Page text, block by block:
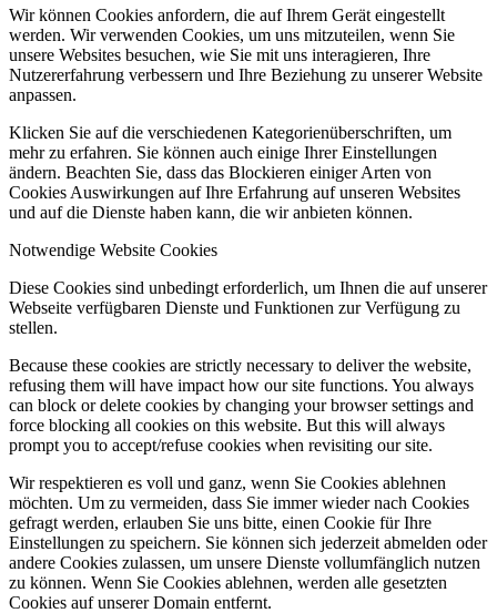
Wir können Cookies anfordern, die auf Ihrem Gerät eingestellt
werden. Wir verwenden Cookies, um uns mitzuteilen, wenn Sie
unsere Websites besuchen, wie Sie mit uns interagieren, Ihre
Nutzererfahrung verbessern und Ihre Beziehung zu unserer Website
anpassen.
Klicken Sie auf die verschiedenen Kategorienüberschriften, um
mehr zu erfahren. Sie können auch einige Ihrer Einstellungen
ändern. Beachten Sie, dass das Blockieren einiger Arten von
Cookies Auswirkungen auf Ihre Erfahrung auf unseren Websites
und auf die Dienste haben kann, die wir anbieten können.
Notwendige Website Cookies
Diese Cookies sind unbedingt erforderlich, um Ihnen die auf unserer
Webseite verfügbaren Dienste und Funktionen zur Verfügung zu
stellen.
Because these cookies are strictly necessary to deliver the website,
refusing them will have impact how our site functions. You always
can block or delete cookies by changing your browser settings and
force blocking all cookies on this website. But this will always
prompt you to accept/refuse cookies when revisiting our site.
Wir respektieren es voll und ganz, wenn Sie Cookies ablehnen
möchten. Um zu vermeiden, dass Sie immer wieder nach Cookies
gefragt werden, erlauben Sie uns bitte, einen Cookie für Ihre
Einstellungen zu speichern. Sie können sich jederzeit abmelden oder
andere Cookies zulassen, um unsere Dienste vollumfänglich nutzen
zu können. Wenn Sie Cookies ablehnen, werden alle gesetzten
Cookies auf unserer Domain entfernt.